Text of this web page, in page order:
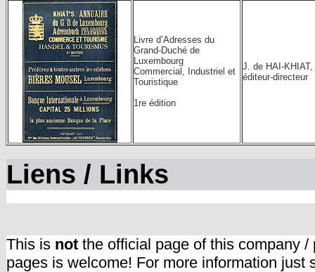
Livre d’Adresses du
Grand-Duché de
Luxembourg
Commercial, Industriel et
Touristique
1re édition
J. de HAI-KHIAT,
éditeur-directeur
Liens / Links
This is not the official page of this company
pages is welcome! For more information just